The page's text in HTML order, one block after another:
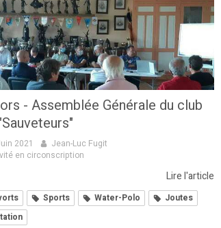
- Assemblée Générale du club
2021
Jean-Luc Fugit
en circonscription
Lire l'article
Sports Water-Polo
Joutes